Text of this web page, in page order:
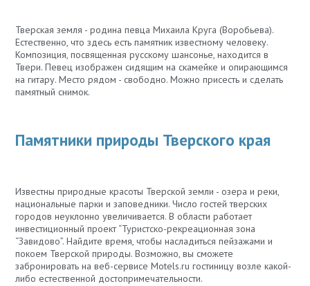
Тверская земля - родина певца Михаила Круга (Воробьева).
Естественно, что здесь есть памятник известному человеку.
Композиция, посвященная русскому шансонье, находится в
Твери. Певец изображен сидящим на скамейке и опирающимся
на гитару. Место рядом - свободно. Можно присесть и сделать
памятный снимок.
Памятники природы Тверского края
Известны природные красоты Тверской земли - озера и реки,
национальные парки и заповедники. Число гостей тверских
городов неуклонно увеличивается. В области работает
инвестиционный проект “Туристско-рекреационная зона
“Завидово”. Найдите время, чтобы насладиться пейзажами и
покоем Тверской природы. Возможно, вы сможете
забронировать на веб-сервисе Motels.ru гостиницу возле какой-
либо естественной достопримечательности.